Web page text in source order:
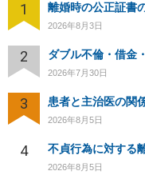
1 離婚時の公正証書
2026年8月3日
2
2026年7月30日
3 患者と主治医の関
2026年8月5日
4
2026年8月5日